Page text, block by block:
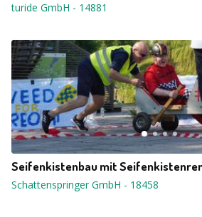
turide GmbH - 14881
Seifenkistenbau mit
Schattenspringer GmbH - 18458